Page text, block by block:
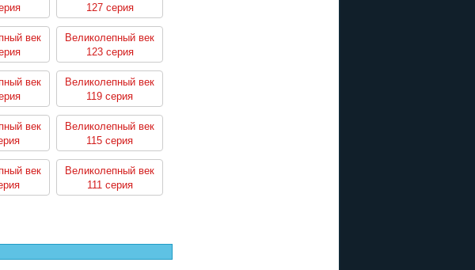
127 серия
век
Великолепный век
123 серия
век
Великолепный век
119 серия
век
Великолепный век
115 серия
век
Великолепный век
111 серия